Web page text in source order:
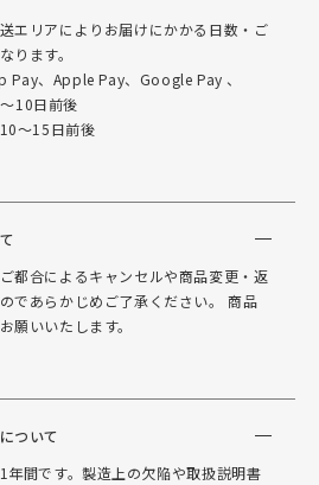
エリアによりお届けにかかる日数・ご
ります。
Pay、Apple Pay、Google Pay 、
10日前後
～15日前後
都合によるキャンセルや商品変更・返
であらかじめご了承ください。 商品
願いいたします。
ついて
年間です。製造上の欠陥や取扱説明書